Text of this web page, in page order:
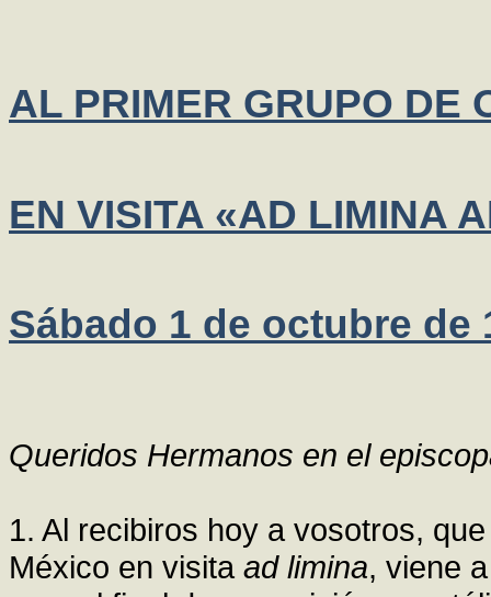
AL PRIMER GRUPO DE
EN VISITA «AD LIMINA
Sábado 1 de octubre de
Queridos Hermanos en el
1. Al recibiros hoy a vosotros,
México en visita ad limina, viene